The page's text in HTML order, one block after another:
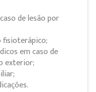
de lesão por
em caso de
exterior;